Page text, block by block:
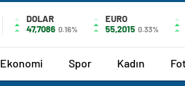
DOLAR
47,7086 0.16%
EURO
55,2015 0.33%
Ekonomi Spor Kadın